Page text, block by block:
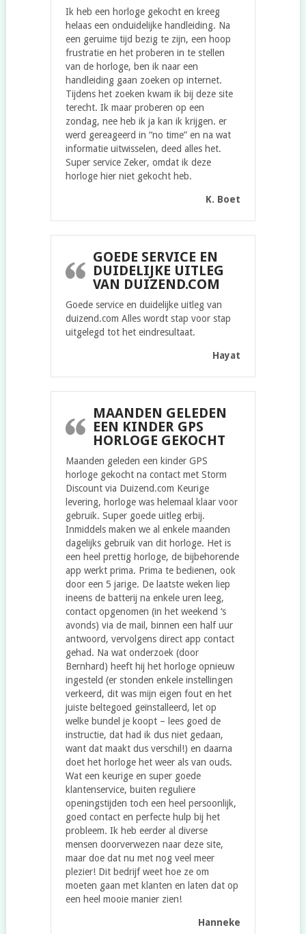
Ik heb een horloge gekocht en kreeg
helaas een onduidelijke handleiding. Na
een geruime tijd bezig te zijn, een hoop
frustratie en het proberen in te stellen
van de horloge, ben ik naar een
handleiding gaan zoeken op internet.
Tijdens het zoeken kwam ik bij deze site
terecht. Ik maar proberen op een
zondag, nee heb ik ja kan ik krijgen. er
werd gereageerd in “no time” en na wat
informatie uitwisselen, deed alles het.
Super service Zeker, omdat ik deze
horloge hier niet gekocht heb.
K. Boet
GOEDE SERVICE EN
DUIDELIJKE UITLEG
VAN DUIZEND.COM
Goede service en duidelijke uitleg van
duizend.com Alles wordt stap voor stap
uitgelegd tot het eindresultaat.
Hayat
MAANDEN GELEDEN
EEN KINDER GPS
HORLOGE GEKOCHT
Maanden geleden een kinder GPS
horloge gekocht na contact met Storm
Discount via Duizend.com Keurige
levering, horloge was helemaal klaar voor
gebruik. Super goede uitleg erbij.
Inmiddels maken we al enkele maanden
dagelijks gebruik van dit horloge. Het is
een heel prettig horloge, de bijbehorende
app werkt prima. Prima te bedienen, ook
door een 5 jarige. De laatste weken liep
ineens de batterij na enkele uren leeg,
contact opgenomen (in het weekend ‘s
avonds) via de mail, binnen een half uur
antwoord, vervolgens direct app contact
gehad. Na wat onderzoek (door
Bernhard) heeft hij het horloge opnieuw
ingesteld (er stonden enkele instellingen
verkeerd, dit was mijn eigen fout en het
juiste beltegoed geïnstalleerd, let op
welke bundel je koopt – lees goed de
instructie, dat had ik dus niet gedaan,
want dat maakt dus verschil!) en daarna
doet het horloge het weer als van ouds.
Wat een keurige en super goede
klantenservice, buiten reguliere
openingstijden toch een heel persoonlijk,
goed contact en perfecte hulp bij het
probleem. Ik heb eerder al diverse
mensen doorverwezen naar deze site,
maar doe dat nu met nog veel meer
plezier! Dit bedrijf weet hoe ze om
moeten gaan met klanten en laten dat op
een heel mooie manier zien!
Hanneke